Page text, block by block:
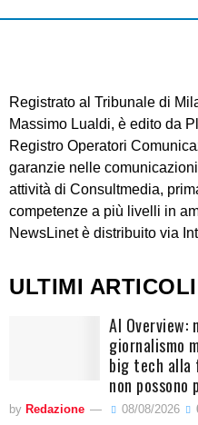
Registrato al Tribunale di
Massimo Lualdi, è edito da
Registro Operatori
garanzie nelle
attività di Consultmedia,
competenze a più livelli in
NewsLinet è distribuito via
ULTIMI ARTICOLI
AI Overview:
giornalismo
big tech alla
non possono
by Redazione 08/08/2026